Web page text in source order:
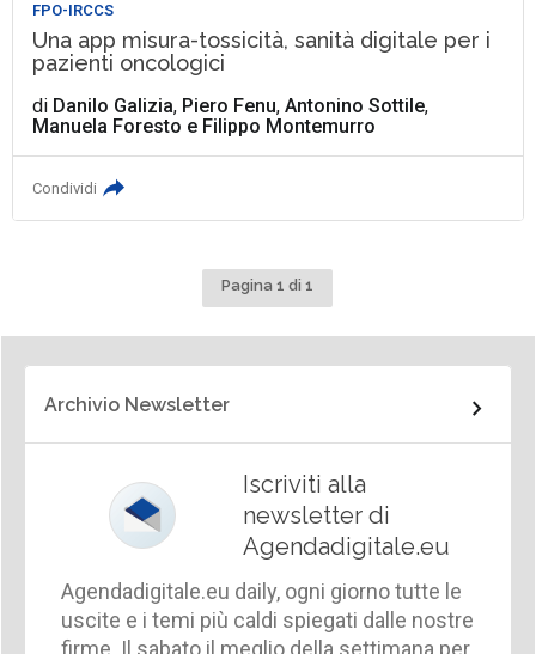
FPO-IRCCS
Una app misura-tossicità, sanità digitale per i
pazienti oncologici
di Danilo Galizia, Piero Fenu,Antonino Sottile,
Manuela Foresto e Filippo Montemurro
Condividi
Pagina 1 di 1
Archivio Newsletter
Iscriviti alla
newsletter di
Agendadigitale.eu
Agendadigitale.eu daily, ogni giorno tutte le
uscite e i temi più caldi spiegati dalle nostre